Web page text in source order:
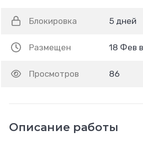
Блокировка 5 дней
Размещен 18 Фев в
Просмотров 86
Описание работы